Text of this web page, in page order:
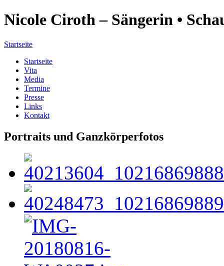
Nicole Ciroth – Sängerin •
Startseite
Startseite
Vita
Media
Termine
Presse
Links
Kontakt
Portraits und Ganzkörperfotos